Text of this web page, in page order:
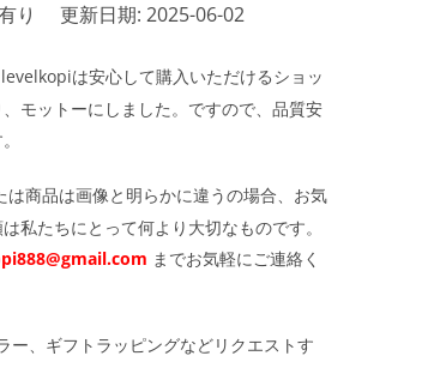
り 更新日期: 2025-06-02
は安心して購入いただけるショッ
モットーにしました。ですので、品質安
商品は画像と明らかに違うの場合、お気
私たちにとって何より大切なものです。
までお気軽にご連絡く
ー、ギフトラッピングなどリクエストす